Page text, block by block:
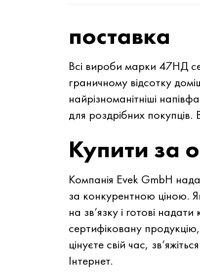
поставка
Всі вироби марки 47НД
граничному відсотку
найрізноманітніші
для роздрібних
Купити за
Компанія Evek GmbH
за конкурентною ціною.
на зв’язку і готові
сертифіковану
цінуєте свій час,
Інтернет.